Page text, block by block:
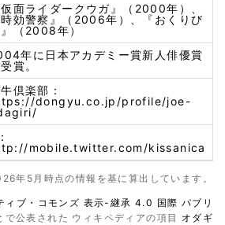
仮面ライダークウガ』（2000年）、
時効警察』（2006年）、『おくりび
』（2008年）
年に日本アカデミー賞新人俳優賞
賞。
倶楽部：
dongyu.co.jp/profile/joe-
mobile.twitter.com/kissanica
年5月時点の情報を基に算出しています。
ィブ・コモンズ 表示-継承 4.0 国際 パブリ
で公表された ウィキペディアの項目 オダギ